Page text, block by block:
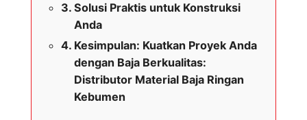
Solusi Praktis untuk Konstruksi
Anda
Kesimpulan: Kuatkan Proyek Anda
dengan Baja Berkualitas:
Distributor Material Baja Ringan
Kebumen